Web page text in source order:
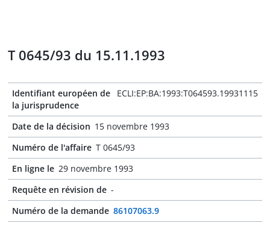
T 0645/93 du 15.11.1993
Identifiant européen de
la jurisprudence
ECLI:EP:BA:1993:T064593.19931115
Date de la décision 15 novembre 1993
Numéro de l'affaire T 0645/93
En ligne le 29 novembre 1993
Requête en révision de -
Numéro de la demande 86107063.9